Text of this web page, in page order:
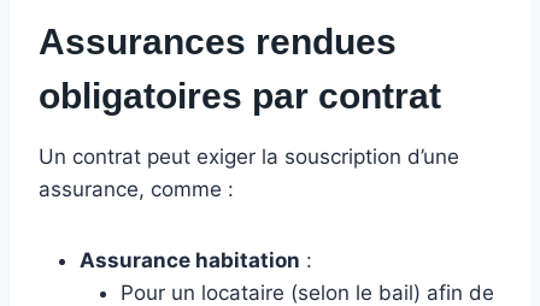
Assurances rendues
obligatoires par contrat
Un contrat peut exiger la souscription d’une
assurance, comme :
Assurance habitation :
Pour un locataire (selon le bail) afin de